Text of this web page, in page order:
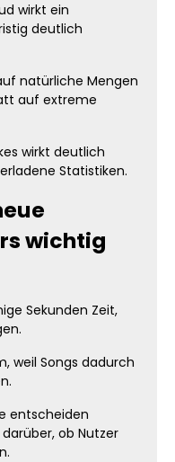
wirkt ein
deutlich
natürliche Mengen
auf extreme
wirkt deutlich
Statistiken.
wichtig
Sekunden Zeit,
weil Songs dadurch
entscheiden
ob Nutzer